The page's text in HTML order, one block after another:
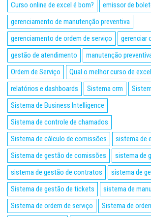
Curso online de excel é bom?
emissor de
gerenciamento de manutenção preventiva
gerenciamento de ordem de serviço
gerenciar
gestão de atendimento
manutenção
Ordem de Serviço
Qual o melhor curso de
relatórios e dashboards
Sistema crm
Sistema de Business Intelligence
Sistema de controle de chamados
Sistema de cálculo de comissões
sistema de
Sistema de gestão de comissões
sistema de
sistema de gestão de contratos
sistema de
Sistema de gestão de tickets
sistema de
Sistema de ordem de serviço
Sistema de